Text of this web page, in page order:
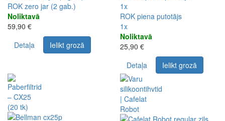
ROK zero jar (2 gab.)
Noliktavā
59,90 €
Detaļa
Ielikt grozā
1x
ROK piena putotājs
1x
Noliktavā
25,90 €
Detaļa
Ielikt grozā